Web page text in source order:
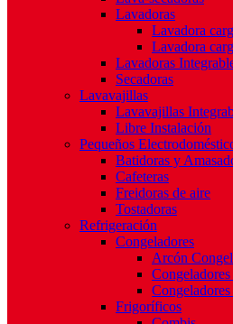
Lavadoras
Lavadora
Lavadora
Lavadoras
Secadoras
Lavavajillas
Lavavajillas
Libre Instalación
Pequeños
Batidoras y
Cafeteras
Freidoras de aire
Tostadoras
Refrigeración
Congeladores
Arcón
Congeladores
Frigoríficos